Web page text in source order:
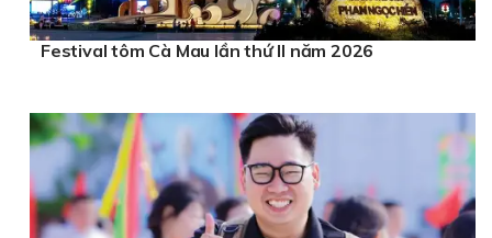
Festival tôm Cà Mau lần thứ II năm 2026